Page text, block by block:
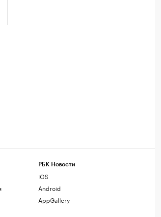
РБК Новости
iOS
Android
AppGallery